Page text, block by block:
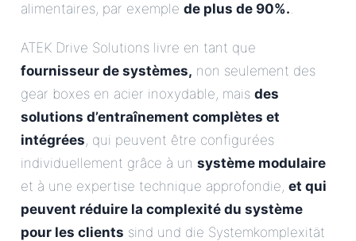
alimentaires, par exemple de plus de 90%..
ATEK Drive Solutions livre en tant que
fournisseur de systèmes, non seulement des
gear boxes en acier inoxydable, mais des
solutions d’entraînement complètes et
intégrées, qui peuvent être configurées
individuellement grâce à un système modulaire
et à une expertise technique approfondie, et qui
peuvent réduire la complexité du système
pour les clients sind und die Systemkomplexität